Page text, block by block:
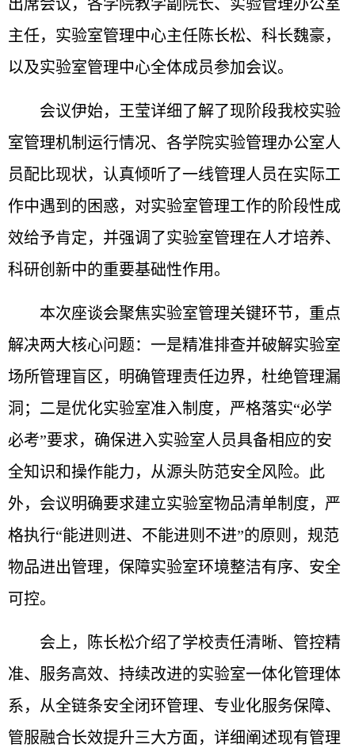
出席会议，各学院教学副院长、实验管理办公室
主任，实验室管理中心主任陈长松、科长魏豪，
以及实验室管理中心全体成员参加会议。
会议伊始，王莹详细了解了现阶段我校实验
室管理机制运行情况、各学院实验管理办公室人
员配比现状，认真倾听了一线管理人员在实际工
作中遇到的困惑，对实验室管理工作的阶段性成
效给予肯定，并强调了实验室管理在人才培养、
科研创新中的重要基础性作用。
本次座谈会聚焦实验室管理关键环节，重点
解决两大核心问题：一是精准排查并破解实验室
场所管理盲区，明确管理责任边界，杜绝管理漏
洞；二是优化实验室准入制度，严格落实“必学
必考”要求，确保进入实验室人员具备相应的安
全知识和操作能力，从源头防范安全风险。此
外，会议明确要求建立实验室物品清单制度，严
格执行“能进则进、不能进则不进”的原则，规范
物品进出管理，保障实验室环境整洁有序、安全
可控。
会上，陈长松介绍了学校责任清晰、管控精
准、服务高效、持续改进的实验室一体化管理体
系，从全链条安全闭环管理、专业化服务保障、
管服融合长效提升三大方面，详细阐述现有管理